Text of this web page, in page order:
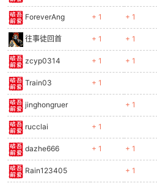
ForeverAng + 1 + 1
往事徒回首 + 1 + 1
zcyp0314 + 1 + 1
Train03 + 1
jinghongruer + 1
rucclai + 1
dazhe666 + 1 + 1
Rain123405 + 1